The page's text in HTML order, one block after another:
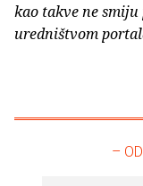
kao takve ne
uredništvom
–